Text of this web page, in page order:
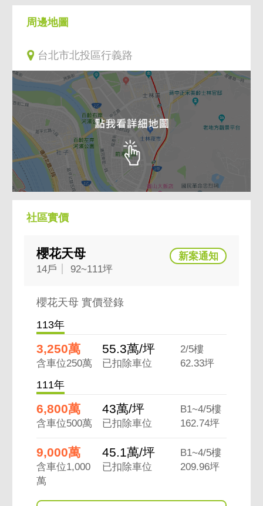
周邊地圖
台北市北投區行義路
社區實價
櫻花天母
14戶 92~111坪
櫻花天母 實價登錄
113年
3,250萬
含車位250萬
55.3萬/坪
已扣除車位
2/5樓
62.33坪
111年
6,800萬
含車位500萬
43萬/坪
已扣除車位
B1~4/5樓
162.74坪
9,000萬
含車位1,000
萬
45.1萬/坪
已扣除車位
B1~4/5樓
209.96坪